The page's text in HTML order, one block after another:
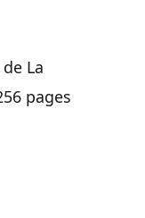
La
pages